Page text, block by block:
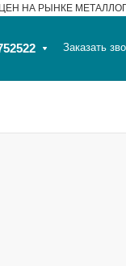
НА РЫНКЕ
Заказать